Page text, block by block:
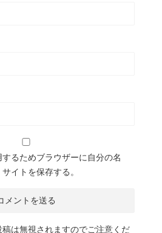
るためブラウザーに自分の名
イトを保存する。
は無視されますのでご注意くだ